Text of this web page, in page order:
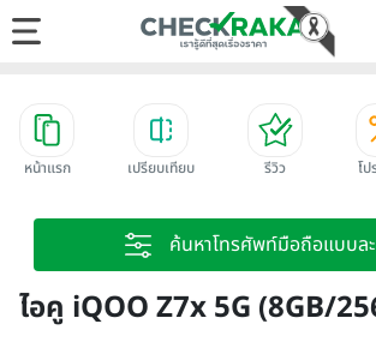
หน้าแรก เปรียบเทียบ รีวิว โป
ค้นหาโทรศัพท์มือถือแบบล
ไอคู iQOO Z7x 5G (8GB/